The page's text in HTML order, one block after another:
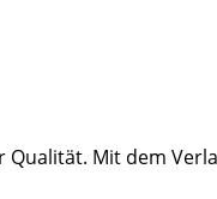
eiternden
sie
Mit dem